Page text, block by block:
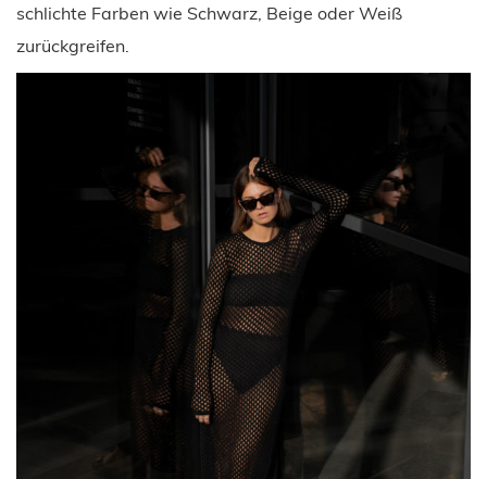
schlichte Farben wie Schwarz, Beige oder Weiß
zurückgreifen.